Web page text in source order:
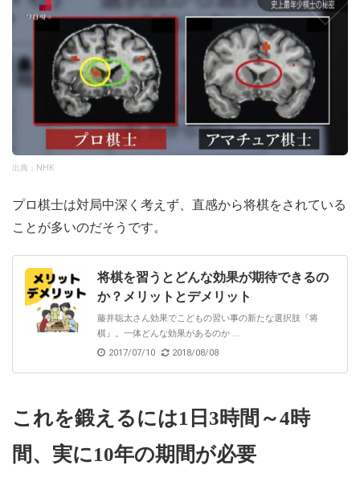
出典：NHK
プロ棋士は対局中深く考えず、直感から将棋をされている
ことが多いのだそうです。
将棋を習うとどんな効果が期待できるの
か？メリットとデメリット
藤井聡太さん効果でこどもの習い事の新たな選択肢『将
棋』。一体どんな効果があるのか ...
2017/07/10
2018/08/08
これを鍛えるには1日3時間～4時
間、実に10年の期間が必要